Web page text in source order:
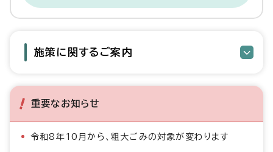
施策に関するご案内
重要なお知らせ
令和8年10月から、粗大ごみの対象が変わります